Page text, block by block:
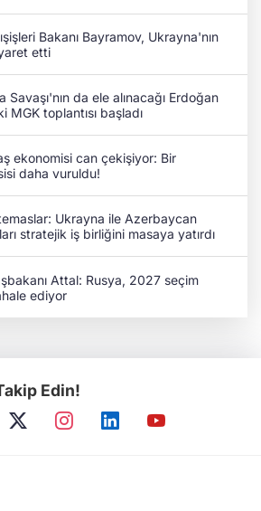
Bakanı Bayramov, Ukrayna'nın
etti
Savaşı'nın da ele alınacağı Erdoğan
MGK toplantısı başladı
ekonomisi can çekişiyor: Bir
daha vuruldu!
Ukrayna ile Azerbaycan
stratejik iş birliğini masaya yatırdı
Attal: Rusya, 2027 seçim
ediyor
Edin!